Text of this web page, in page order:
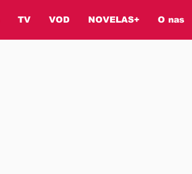
TV VOD NOVELAS+ O nas